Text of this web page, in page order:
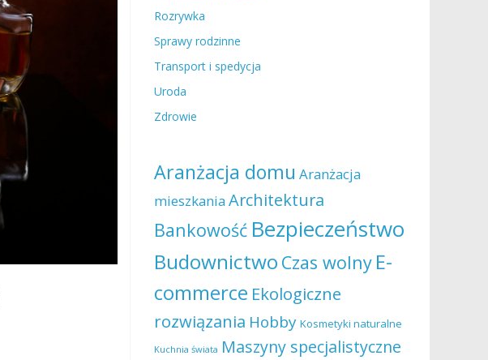
Rozrywka
Sprawy rodzinne
Transport i spedycja
Uroda
Zdrowie
Aranżacja domu Aranżacja
mieszkaniaArchitektura
Bankowość Bezpieczeństwo
Budownictwo Czas wolny E-
commerce Ekologiczne
rozwiązania Hobby Kosmetyki naturalne
Kuchnia świata Maszyny specjalistyczne